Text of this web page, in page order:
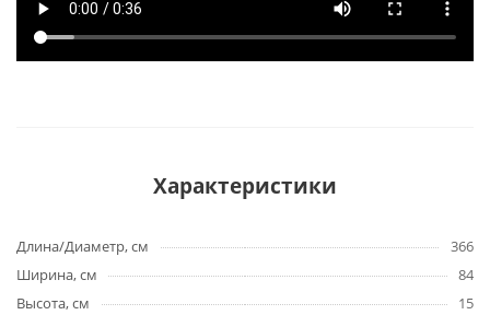
Характеристики
Длина/Диаметр, см
366
Ширина, см
84
Высота, см
15